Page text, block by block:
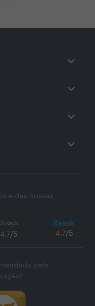
e das nossas
4.7/5 4.7/5
pelo